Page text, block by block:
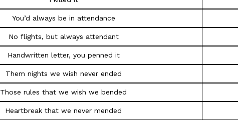
You’d always be in attendance
No flights, but always attendant
Handwritten letter, you penned it
Them nights we wish never ended
Those rules that we wish we bended
Heartbreak that we never mended